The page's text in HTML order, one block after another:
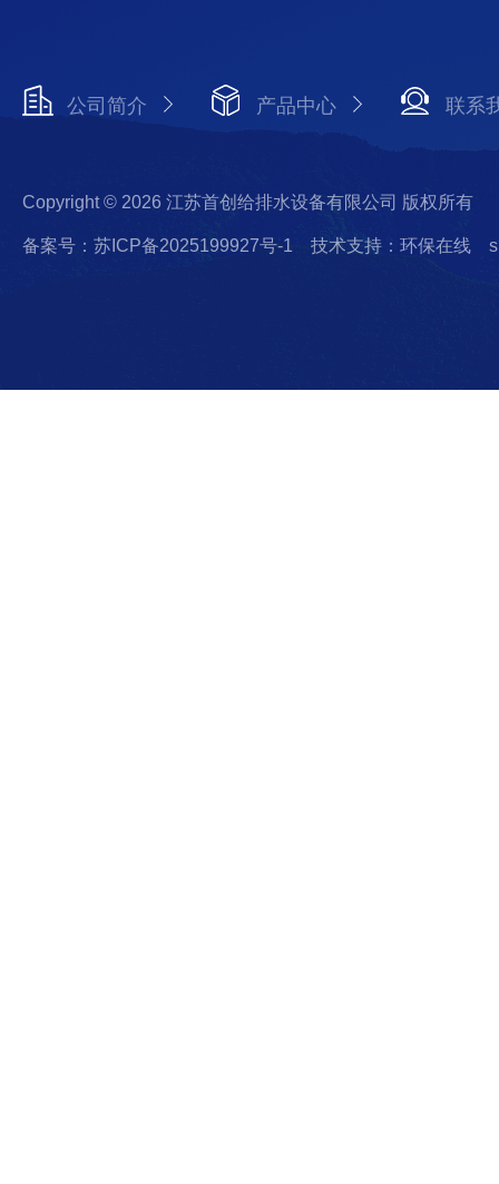
公司简介 产品中心 联系
Copyright © 2026 江苏首创给排水设备有限公司 版权所有
备案号：苏ICP备2025199927号-1 技术支持：环保在线